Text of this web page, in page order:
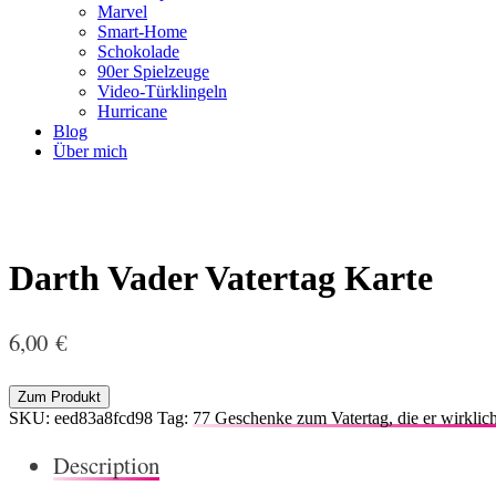
Marvel
Smart-Home
Schokolade
90er Spielzeuge
Video-Türklingeln
Hurricane
Blog
Über mich
Darth Vader Vatertag Karte
6,00 €
Zum Produkt
SKU: eed83a8fcd98 Tag: 77 Geschenke zum Vatertag, die er
Description